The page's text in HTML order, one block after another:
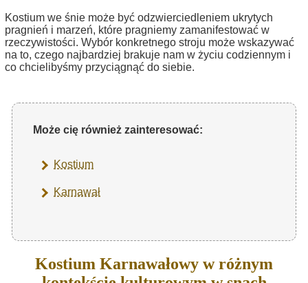
Kostium we śnie może być odzwierciedleniem ukrytych
pragnień i marzeń, które pragniemy zamanifestować w
rzeczywistości. Wybór konkretnego stroju może wskazywać
na to, czego najbardziej brakuje nam w życiu codziennym i
co chcielibyśmy przyciągnąć do siebie.
Może cię również zainteresować:
Kostium
Karnawał
Kostium Karnawałowy w różnym